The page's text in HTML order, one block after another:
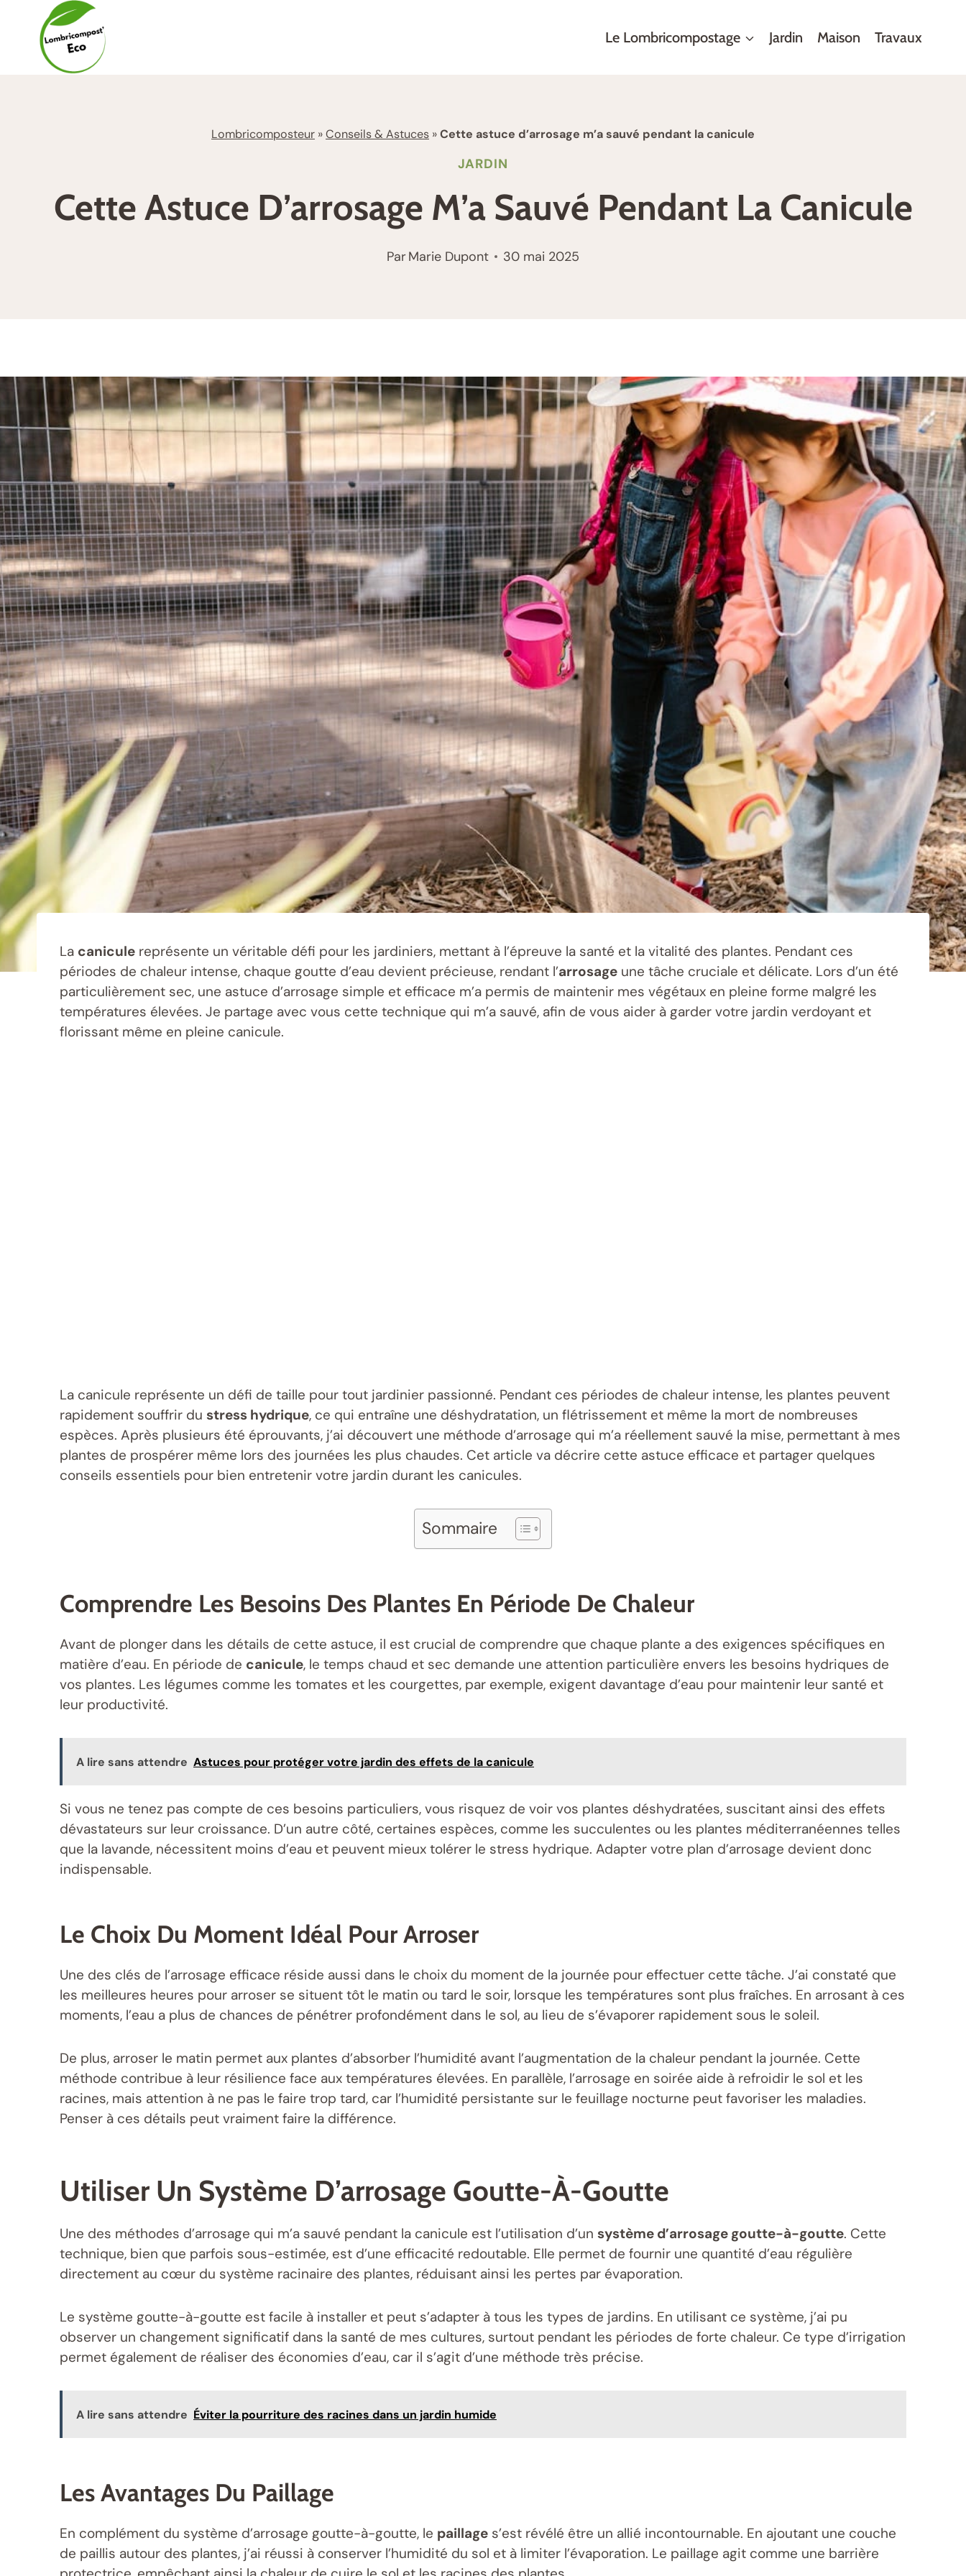
contenu
Le Lombricompostage Jardin Maison Travaux
Lombricomposteur »Conseils & Astuces »Cette astuce d’arrosage m’a sauvé pendant la canicule
JARDIN
Cette Astuce D’arrosage M’a Sauvé Pendant La Canicule
ParMarie Dupont 30 mai 2025
La canicule représente un véritable défi pour les jardiniers, mettant à l’épreuve la santé et la vitalité des plantes. Pendant ces
périodes de chaleur intense, chaque goutte d’eau devient précieuse, rendant l’arrosage une tâche cruciale et délicate. Lors d’un été
particulièrement sec, une astuce d’arrosage simple et efficace m’a permis de maintenir mes végétaux en pleine forme malgré les
températures élevées. Je partage avec vous cette technique qui m’a sauvé, afin de vous aider à garder votre jardin verdoyant et
florissant même en pleine canicule.
La canicule représente un défi de taille pour tout jardinier passionné. Pendant ces périodes de chaleur intense, les plantes peuvent
rapidement souffrir du stress hydrique, ce qui entraîne une déshydratation, un flétrissement et même la mort de nombreuses
espèces. Après plusieurs été éprouvants, j’ai découvert une méthode d’arrosage qui m’a réellement sauvé la mise, permettant à mes
plantes de prospérer même lors des journées les plus chaudes. Cet article va décrire cette astuce efficace et partager quelques
conseils essentiels pour bien entretenir votre jardin durant les canicules.
Sommaire
Comprendre Les Besoins Des Plantes En Période De Chaleur
Avant de plonger dans les détails de cette astuce, il est crucial de comprendre que chaque plante a des exigences spécifiques en
matière d’eau. En période de canicule, le temps chaud et sec demande une attention particulière envers les besoins hydriques de
vos plantes. Les légumes comme les tomates et les courgettes, par exemple, exigent davantage d’eau pour maintenir leur santé et
leur productivité.
A lire sans attendre Astuces pour protéger votre jardin des effets de la canicule
Si vous ne tenez pas compte de ces besoins particuliers, vous risquez de voir vos plantes déshydratées, suscitant ainsi des effets
dévastateurs sur leur croissance. D’un autre côté, certaines espèces, comme les succulentes ou les plantes méditerranéennes telles
que la lavande, nécessitent moins d’eau et peuvent mieux tolérer le stress hydrique. Adapter votre plan d’arrosage devient donc
indispensable.
Le Choix Du Moment Idéal Pour Arroser
Une des clés de l’arrosage efficace réside aussi dans le choix du moment de la journée pour effectuer cette tâche. J’ai constaté que
les meilleures heures pour arroser se situent tôt le matin ou tard le soir, lorsque les températures sont plus fraîches. En arrosant à ces
moments, l’eau a plus de chances de pénétrer profondément dans le sol, au lieu de s’évaporer rapidement sous le soleil.
De plus, arroser le matin permet aux plantes d’absorber l’humidité avant l’augmentation de la chaleur pendant la journée. Cette
méthode contribue à leur résilience face aux températures élevées. En parallèle, l’arrosage en soirée aide à refroidir le sol et les
racines, mais attention à ne pas le faire trop tard, car l’humidité persistante sur le feuillage nocturne peut favoriser les maladies.
Penser à ces détails peut vraiment faire la différence.
Utiliser Un Système D’arrosage Goutte-À-Goutte
Une des méthodes d’arrosage qui m’a sauvé pendant la canicule est l’utilisation d’un système d’arrosage goutte-à-goutte. Cette
technique, bien que parfois sous-estimée, est d’une efficacité redoutable. Elle permet de fournir une quantité d’eau régulière
directement au cœur du système racinaire des plantes, réduisant ainsi les pertes par évaporation.
Le système goutte-à-goutte est facile à installer et peut s’adapter à tous les types de jardins. En utilisant ce système, j’ai pu
observer un changement significatif dans la santé de mes cultures, surtout pendant les périodes de forte chaleur. Ce type d’irrigation
permet également de réaliser des économies d’eau, car il s’agit d’une méthode très précise.
A lire sans attendre Éviter la pourriture des racines dans un jardin humide
Les Avantages Du Paillage
En complément du système d’arrosage goutte-à-goutte, le paillage s’est révélé être un allié incontournable. En ajoutant une couche
de paillis autour des plantes, j’ai réussi à conserver l’humidité du sol et à limiter l’évaporation. Le paillage agit comme une barrière